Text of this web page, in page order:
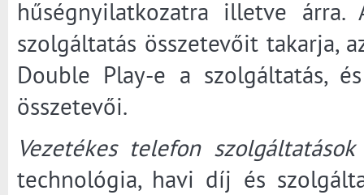
hűségnyilatkozatra illetve
szolgáltatás összetevőit takarja,
Double Play-e a szolgáltatás,
összetevői.
Vezetékes telefon szolgáltatások
technológia, havi díj és